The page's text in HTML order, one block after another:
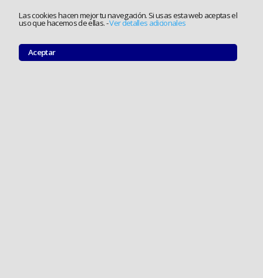
Las cookies hacen mejor tu navegación. Si usas esta web aceptas el
uso que hacemos de ellas.-Ver detalles adicionales
Aceptar